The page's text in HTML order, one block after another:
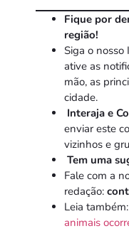
Fique por
região!
Siga o nosso
ative as
mão, as
cidade.
Interaja e
enviar este
vizinhos e
Tem uma
Fale com a
redação:
Leia também:
animais